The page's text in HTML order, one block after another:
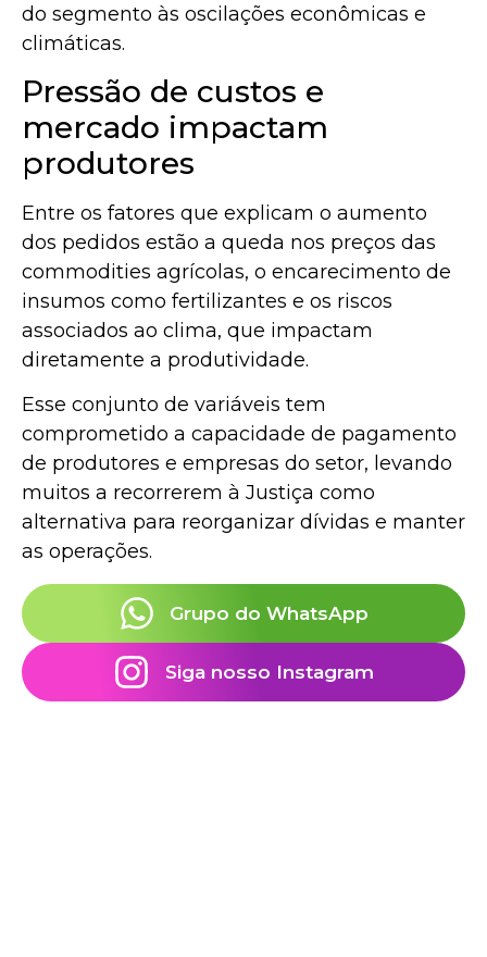
do segmento às oscilações econômicas e
climáticas.
Pressão de custos e
mercado impactam
produtores
Entre os fatores que explicam o aumento
dos pedidos estão a queda nos preços das
commodities agrícolas, o encarecimento de
insumos como fertilizantes e os riscos
associados ao clima, que impactam
diretamente a produtividade.
Esse conjunto de variáveis tem
comprometido a capacidade de pagamento
de produtores e empresas do setor, levando
muitos a recorrerem à Justiça como
alternativa para reorganizar dívidas e manter
as operações.
Grupo do WhatsApp
Siga nosso Instagram